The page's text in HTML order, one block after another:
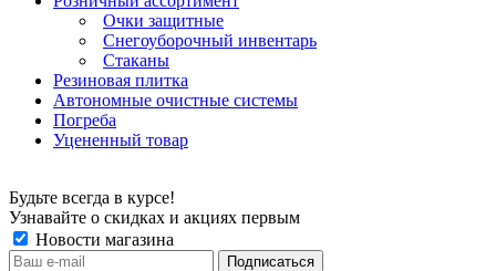
Очки защитные
Снегоуборочный инвентарь
Стаканы
Резиновая плитка
Автономные очистные системы
Погреба
Уцененный товар
Будьте всегда в курсе!
Узнавайте о скидках и акциях первым
Новости магазина